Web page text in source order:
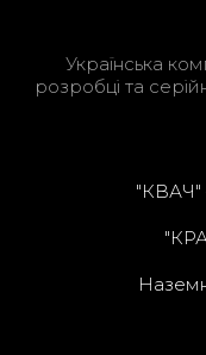
Українська
розробці та